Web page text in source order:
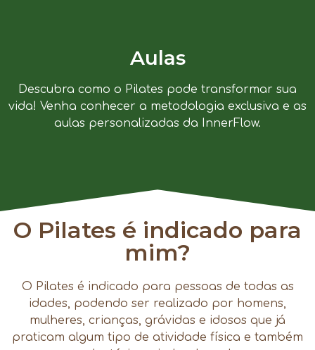
Aulas
Descubra como o Pilates pode transformar sua
vida! Venha conhecer a metodologia exclusiva e as
aulas personalizadas da InnerFlow.
O Pilates é indicado para
mim?
O Pilates é indicado para pessoas de todas as
idades, podendo ser realizado por homens,
mulheres, crianças, grávidas e idosos que já
praticam algum tipo de atividade física e também